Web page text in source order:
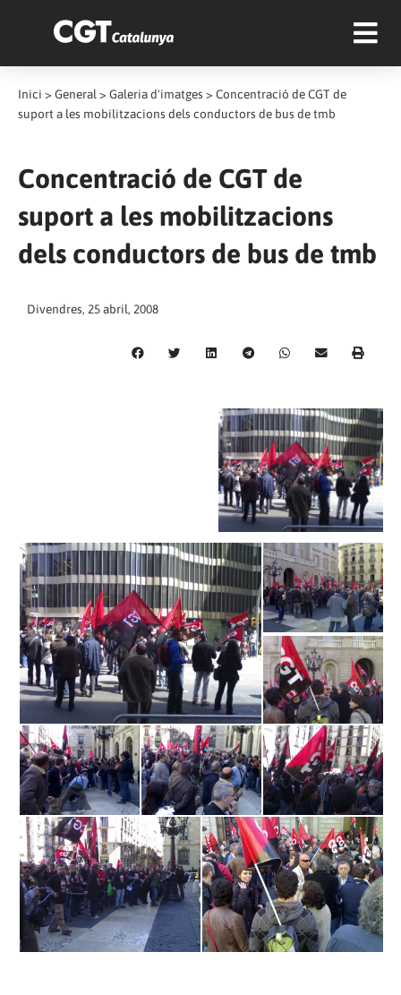
Inici > General > Galeria d'imatges > Concentració de CGT de
suport a les mobilitzacions dels conductors de bus de tmb
Concentració de CGT de
suport a les mobilitzacions
dels conductors de bus de tmb
Divendres, 25 abril, 2008